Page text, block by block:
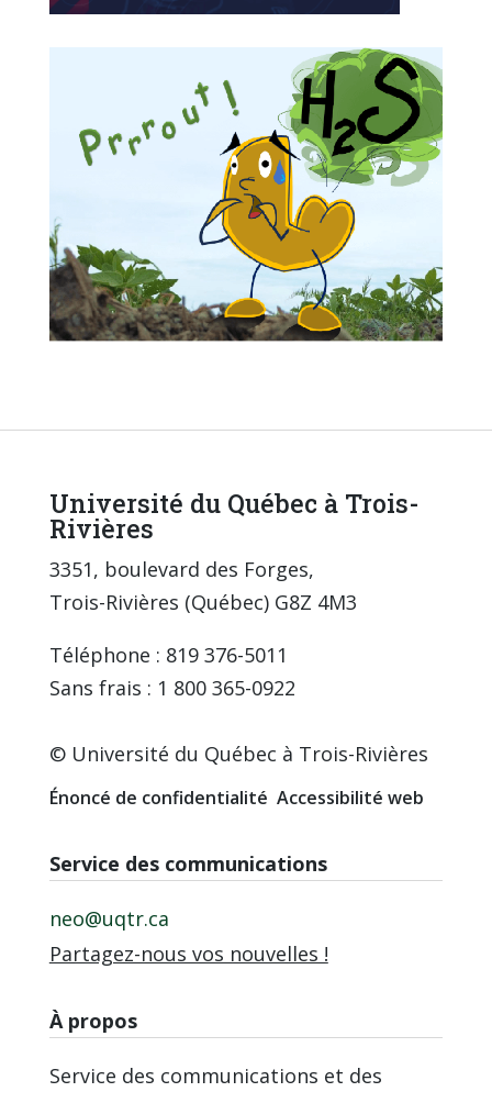
Université du Québec à Trois-
Rivières
3351, boulevard des Forges,
Trois-Rivières (Québec) G8Z 4M3
Téléphone : 819 376-5011
Sans frais : 1 800 365-0922
© Université du Québec à Trois-Rivières
Énoncé de confidentialité Accessibilité web
Service des communications
neo@uqtr.ca
Partagez-nous vos nouvelles !
À propos
Service des communications et des